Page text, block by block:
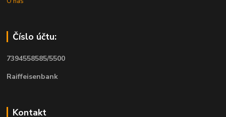
Číslo účtu:
7394558585/5500
Raiffeisenbank
Kontakt